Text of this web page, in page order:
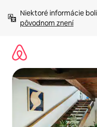
obsah.
Niektoré informácie
pôvodnom znení